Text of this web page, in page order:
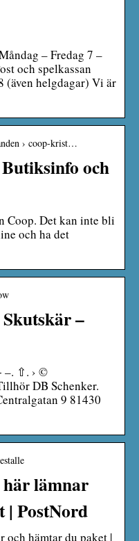
– Fredag 7 –
och spelkassan
(även helgdagar) Vi är
› coop-krist…
och
Coop. Det kan inte bli
och ha det
–
–. ⇧. › ©
DB Schenker.
9 81430
här lämnar
| PostNord
och hämtar du paket |